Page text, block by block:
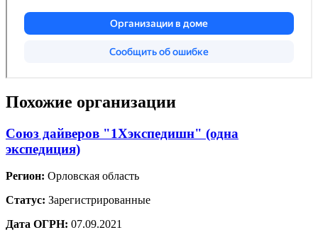
Похожие организации
Союз дайверов "1Хэкспедишн" (одна
экспедиция)
Регион: Орловская область
Статус: Зарегистрированные
Дата ОГРН: 07.09.2021